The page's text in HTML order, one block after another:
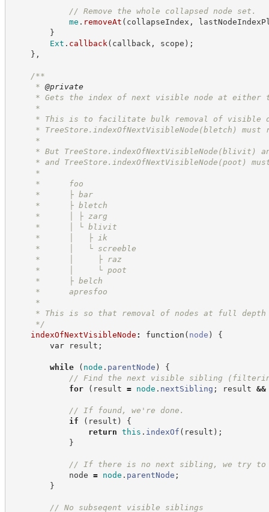
// Remove the whole collapsed node set.
me . removeAt ( collapseIndex ,
}
Ext . callback ( callback , scope ) ;
} ,
/**
* @private
* Gets the index of next visible node at either
*
* This is to facilitate bulk removal of visible
* TreeStore.indexOfNextVisibleNode(bletch) must
*
* But TreeStore.indexOfNextVisibleNode(blivit)
* and TreeStore.indexOfNextVisibleNode(poot)
*
*      foo
*      ├ bar
*      ├ bletch
*      │ ├ zarg
*      │ └ blivit
*      │   ├ ik
*      │   └ screeble
*      │     ├ raz
*      │     └ poot
*      ├ belch
*      apresfoo
*
* This is so that removal of nodes at full depth
*/
indexOfNextVisibleNode : function ( node )
{
var result ;
while ( node . parentNode )
{
// Find the next visible sibling (filtering
for
( result = node . nextSibling ; result &&
// If found, we're done.
if
( result )
{
return this . indexOf ( result ) ;
}
// If there is no next sibling, we try
node = node . parentNode ;
}
// No subseqent visible siblings